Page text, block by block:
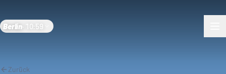
Berlin 10:59
Zurück